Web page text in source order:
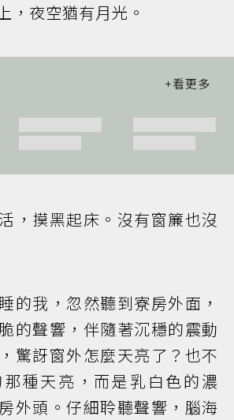
，夜空猶有月光。
，摸黑起床。沒有窗簾也沒
的我，忽然聽到寮房外面，
的聲響，伴隨著沉穩的震動
驚訝窗外怎麼天亮了？也不
種天亮，而是乳白色的濃
外頭。仔細聆聽聲響，腦海